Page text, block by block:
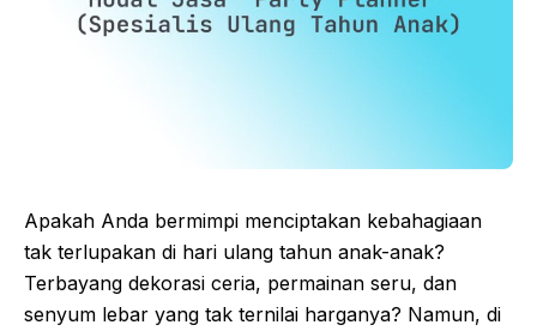
Apakah Anda bermimpi menciptakan kebahagiaan
tak terlupakan di hari ulang tahun anak-anak?
Terbayang dekorasi ceria, permainan seru, dan
senyum lebar yang tak ternilai harganya? Namun, di